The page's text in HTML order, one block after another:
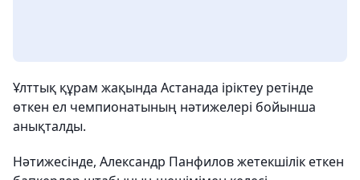
Ұлттық құрам жақында Астанада іріктеу ретінде
өткен ел чемпионатының нәтижелері бойынша
анықталды.
Нәтижесінде, Александр Панфилов жетекшілік еткен